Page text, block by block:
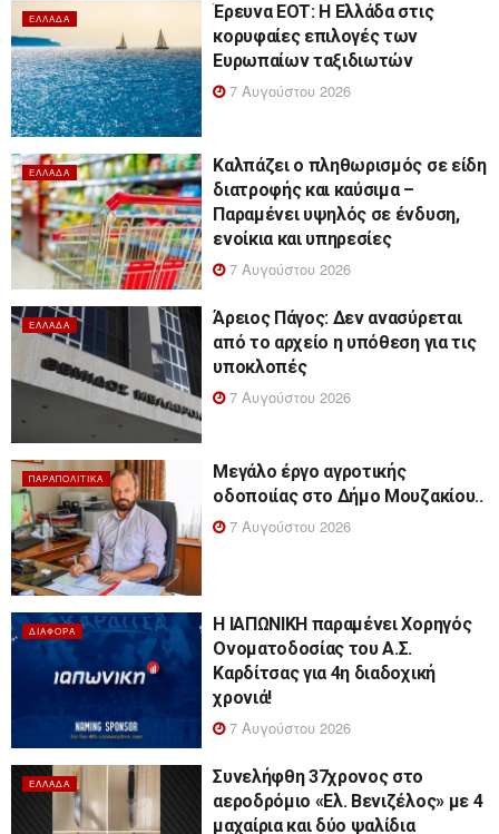
ΕΛΛΆΔΑ
Έρευνα ΕΟΤ: Η Ελλάδα στις
κορυφαίες επιλογές των
Ευρωπαίων ταξιδιωτών
7 Αυγούστου 2026
ΕΛΛΆΔΑ
Καλπάζει ο πληθωρισμός σε είδη
διατροφής και καύσιμα –
Παραμένει υψηλός σε ένδυση,
ενοίκια και υπηρεσίες
7 Αυγούστου 2026
ΕΛΛΆΔΑ
Άρειος Πάγος: Δεν ανασύρεται
από το αρχείο η υπόθεση για τις
υποκλοπές
7 Αυγούστου 2026
ΠΑΡΑΠΟΛΙΤΙΚΆ
Μεγάλο έργο αγροτικής
οδοποιίας στο Δήμο Μουζακίου..
7 Αυγούστου 2026
ΔΙΆΦΟΡΑ
Η ΙΑΠΩΝΙΚΗ παραμένει Χορηγός
Ονοματοδοσίας του Α.Σ.
Καρδίτσας για 4η διαδοχική
χρονιά!
7 Αυγούστου 2026
ΕΛΛΆΔΑ
Συνελήφθη 37χρονος στο
αεροδρόμιο «Ελ. Βενιζέλος» με 4
μαχαίρια και δύο ψαλίδια